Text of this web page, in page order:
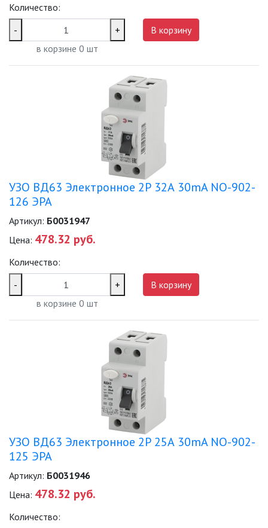
Количество:
-
+
в корзине 0 шт
В корзину
УЗО ВД63 Электронное 2Р 32А 30mA NO-902-
126 ЭРА
Артикул: Б0031947
Цена: 478.32 руб.
Количество:
-
+
в корзине 0 шт
В корзину
УЗО ВД63 Электронное 2Р 25А 30mA NO-902-
125 ЭРА
Артикул: Б0031946
Цена: 478.32 руб.
Количество: